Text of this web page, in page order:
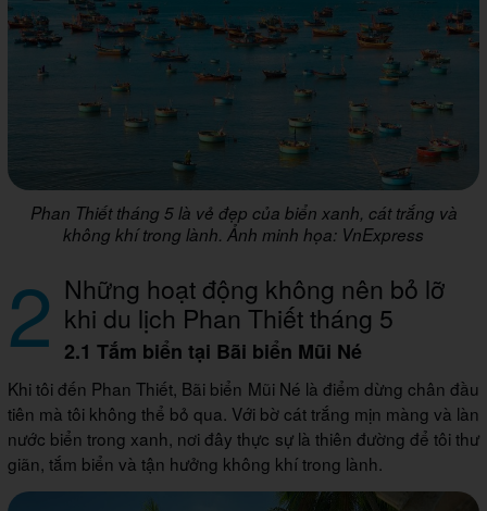
Phan Thiết tháng 5 là vẻ đẹp của biển xanh, cát trắng và
không khí trong lành. Ảnh minh họa: VnExpress
2 Những hoạt động không nên bỏ lỡ
khi du lịch Phan Thiết tháng 5
2.1 Tắm biển tại Bãi biển Mũi Né
Khi tôi đến Phan Thiết, Bãi biển Mũi Né là điểm dừng chân đầu
tiên mà tôi không thể bỏ qua. Với bờ cát trắng mịn màng và làn
nước biển trong xanh, nơi đây thực sự là thiên đường để tôi thư
giãn, tắm biển và tận hưởng không khí trong lành.